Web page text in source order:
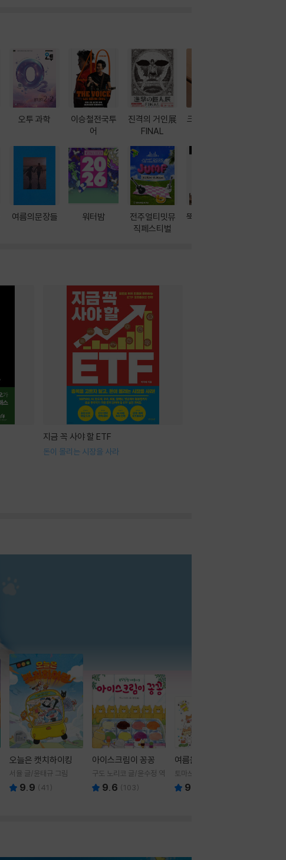
오투 과학
여름의문장들
이승철전국투
어
워터밤
진격의 거인展
FINAL
전주얼티밋뮤
직페스티벌
크레마 이북 리
뚝딱! AI 3대장
지금 꼭 사야 할 ETF
돈이 몰리는 시장을 사라
오늘은 캣치하이킹
서율 글/윤태규 그림
9.9 (41 )
아이스크림이 꽁꽁
구도 노리코 글/윤수정 역
9.6 (103)
여름을 부탁해
토마쓰리 글그림
9.8